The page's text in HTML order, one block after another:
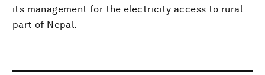
its management for the electricity access to rural
part of Nepal.